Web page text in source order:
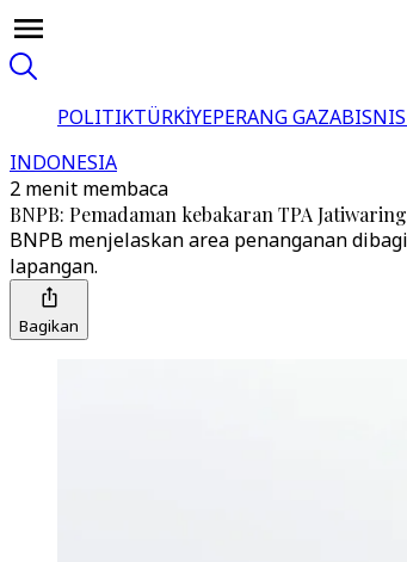
POLITIKTÜRKİYEPERANG GAZA
INDONESIA
2 menit membaca
BNPB: Pemadaman kebakaran TPA
BNPB menjelaskan area penanganan
lapangan.
Bagikan